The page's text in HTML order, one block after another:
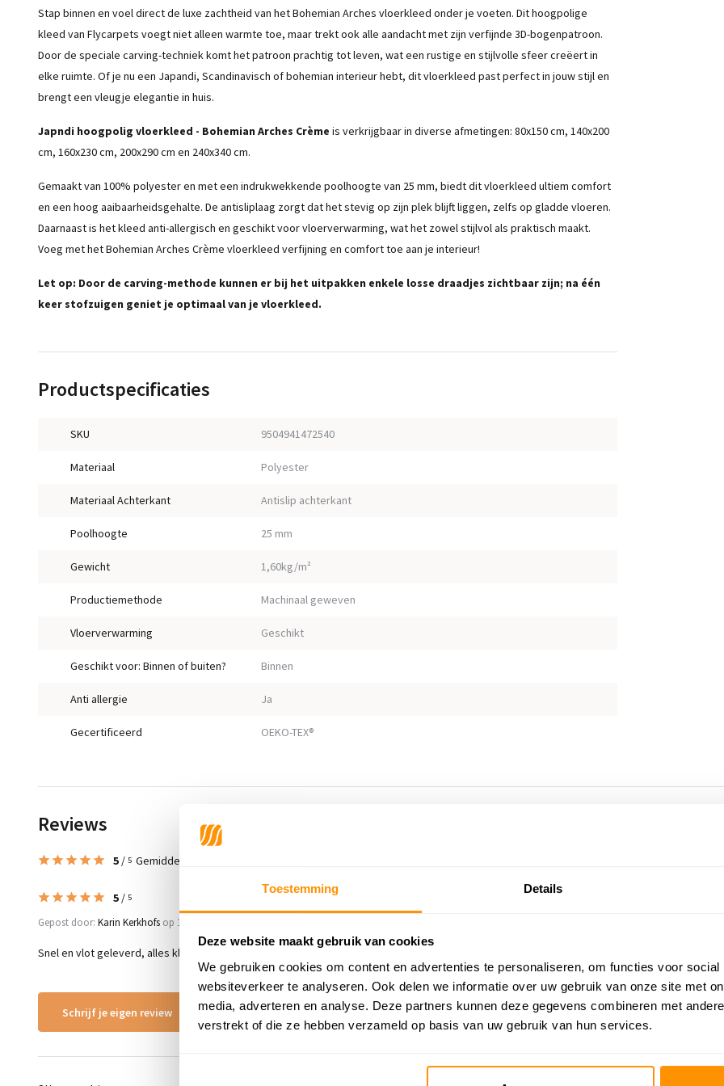
Toestemming Details
Deze website maakt gebruik van cookies
We gebruiken cookies om content en advertenties te personaliseren, om functies voor
websiteverkeer te analyseren. Ook delen we informatie over uw gebruik van onze site met
media, adverteren en analyse. Deze partners kunnen deze gegevens combineren met
verstrekt of die ze hebben verzameld op basis van uw gebruik van hun services.
Stap binnen en voel direct de luxe zachtheid van het Bohemian Arches vloerkleed onder je voeten. Dit hoogpolige
kleed van Flycarpets voegt niet alleen warmte toe, maar trekt ook alle aandacht met zijn verfijnde 3D-bogenpatroon.
Door de speciale carving-techniek komt het patroon prachtig tot leven, wat een rustige en stijlvolle sfeer creëert in
elke ruimte. Of je nu een Japandi, Scandinavisch of bohemian interieur hebt, dit vloerkleed past perfect in jouw stijl en
brengt een vleugje elegantie in huis.
Japndi hoogpolig vloerkleed - Bohemian Arches Crème is verkrijgbaar in diverse afmetingen: 80x150 cm, 140x200
cm, 160x230 cm, 200x290 cm en 240x340 cm.
Gemaakt van 100% polyester en met een indrukwekkende poolhoogte van 25 mm, biedt dit vloerkleed ultiem comfort
en een hoog aaibaarheidsgehalte. De antisliplaag zorgt dat het stevig op zijn plek blijft liggen, zelfs op gladde vloeren.
Daarnaast is het kleed anti-allergisch en geschikt voor vloerverwarming, wat het zowel stijlvol als praktisch maakt.
Voeg met het Bohemian Arches Crème vloerkleed verfijning en comfort toe aan je interieur!
Let op: Door de carving-methode kunnen er bij het uitpakken enkele losse draadjes zichtbaar zijn; na één
keer stofzuigen geniet je optimaal van je vloerkleed.
Productspecificaties
SKU 9504941472540
Materiaal Polyester
Materiaal Achterkant Antislip achterkant
Poolhoogte 25 mm
Gewicht 1,60kg/m²
Productiemethode Machinaal geweven
Vloerverwarming Geschikt
Geschikt voor: Binnen of buiten? Binnen
Anti allergie Ja
Gecertificeerd OEKO-TEX®
Reviews
5 / 5 Gemiddelde uit 3 beoordelingen
5 / 5
Gepost door: Karin Kerkhofs op 1 Maart 2026
Snel en vlot geleverd, alles klopt, blij met mijn nieuw tapijt :-)
Schrijf je eigen review